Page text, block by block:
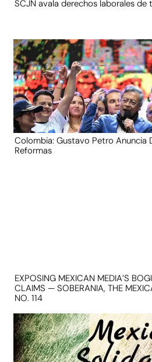
SCJN avala derechos laborales
Colombia: Gustavo Petro Anuncia
Reformas
EXPOSING MEXICAN MEDIA’S
CLAIMS — SOBERANIA, THE
NO. 114